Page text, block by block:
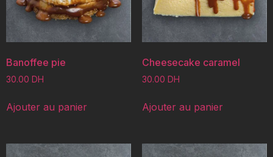
Banoffee pie
30.00 DH
Ajouter au panier
Cheesecake caramel
30.00 DH
Ajouter au panier